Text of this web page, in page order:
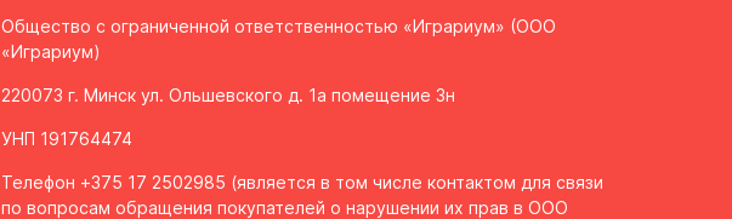
Общество с ограниченной ответственностью «Играриум» (ООО
«Играриум)
220073 г. Минск ул. Ольшевского д. 1а помещение 3н
УНП 191764474
Телефон +375 17 2502985 (является в том числе контактом для связи
по вопросам обращения покупателей о нарушении их прав в ООО